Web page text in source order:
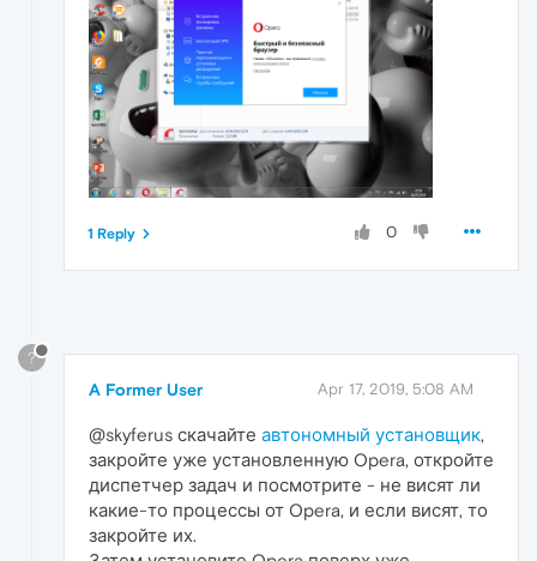
0
1 Reply
?
A Former User Apr 17, 2019, 5:08 AM
@skyferus скачайте автономный установщик,
закройте уже установленную Opera, откройте
диспетчер задач и посмотрите - не висят ли
какие-то процессы от Opera, и если висят, то
закройте их.